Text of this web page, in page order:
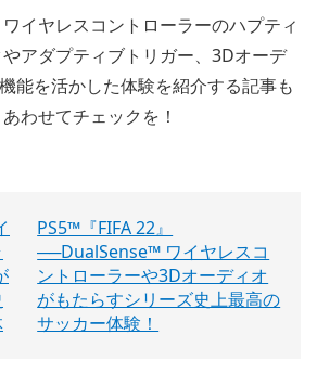
イヤレスコントローラーのハプティ
アダプティブトリガー、3Dオーデ
能を活かした体験を紹介する記事も
わせてチェックを！
PS5™『FIFA 22』
──DualSense™ ワイヤレスコ
ントローラーや3Dオーディオ
がもたらすシリーズ史上最高の
サッカー体験！